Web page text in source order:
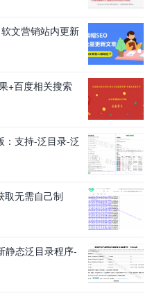
文营销站内更新
+百度相关搜索
：支持-泛目录-泛
取无需自己制
静态泛目录程序-